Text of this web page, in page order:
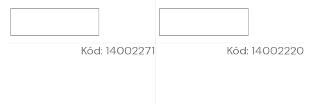
Kód: 14002271 Kód: 14002220